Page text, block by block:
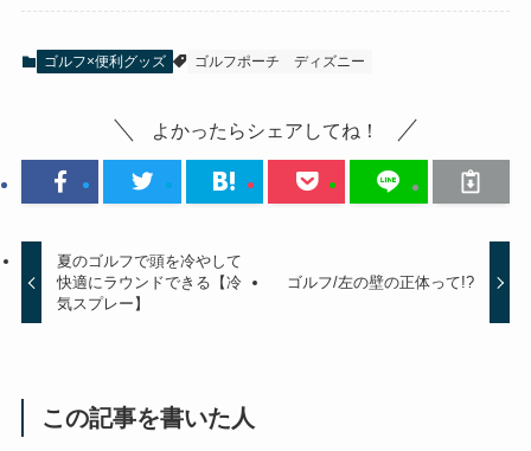
ゴルフ×便利グッズ ゴルフポーチ ディズニー
よかったらシェアしてね！
夏のゴルフで頭を冷やして
快適にラウンドできる【冷
気スプレー】
ゴルフ/左の壁の正体って!?
この記事を書いた人